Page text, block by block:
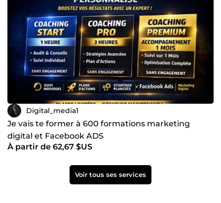
Digital_media1
Je vais te former à 600 formations marketing
digital et Facebook ADS
À partir de 62,67 $US
Voir tous ses services